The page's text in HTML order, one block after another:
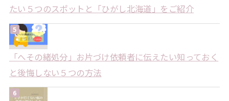
たい５つのスポットと「ひがし北海道」をご紹介
「へその緒処分」お片づけ依頼者に伝えたい知っておく
と後悔しない５つの方法